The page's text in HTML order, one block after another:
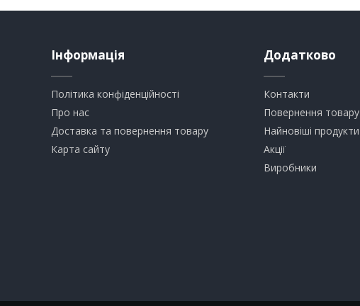
Інформація
Політика конфіденційності
Про нас
Доставка та повернення товару
Карта сайту
Додатково
Контакти
Повернення товару
Найновіші продукти
Акції
Виробники